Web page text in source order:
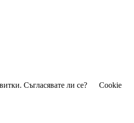
Съгласявате ли се?
Cookie